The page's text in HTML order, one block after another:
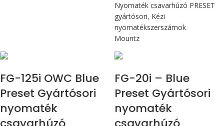
Nyomaték csavarhúzó PRESET
gyártósori, Kézi
nyomatékszerszámok
Mountz
FG-125i OWC Blue
Preset Gyártósori
nyomaték
FG-20i – Blue
Preset Gyártósori
nyomaték